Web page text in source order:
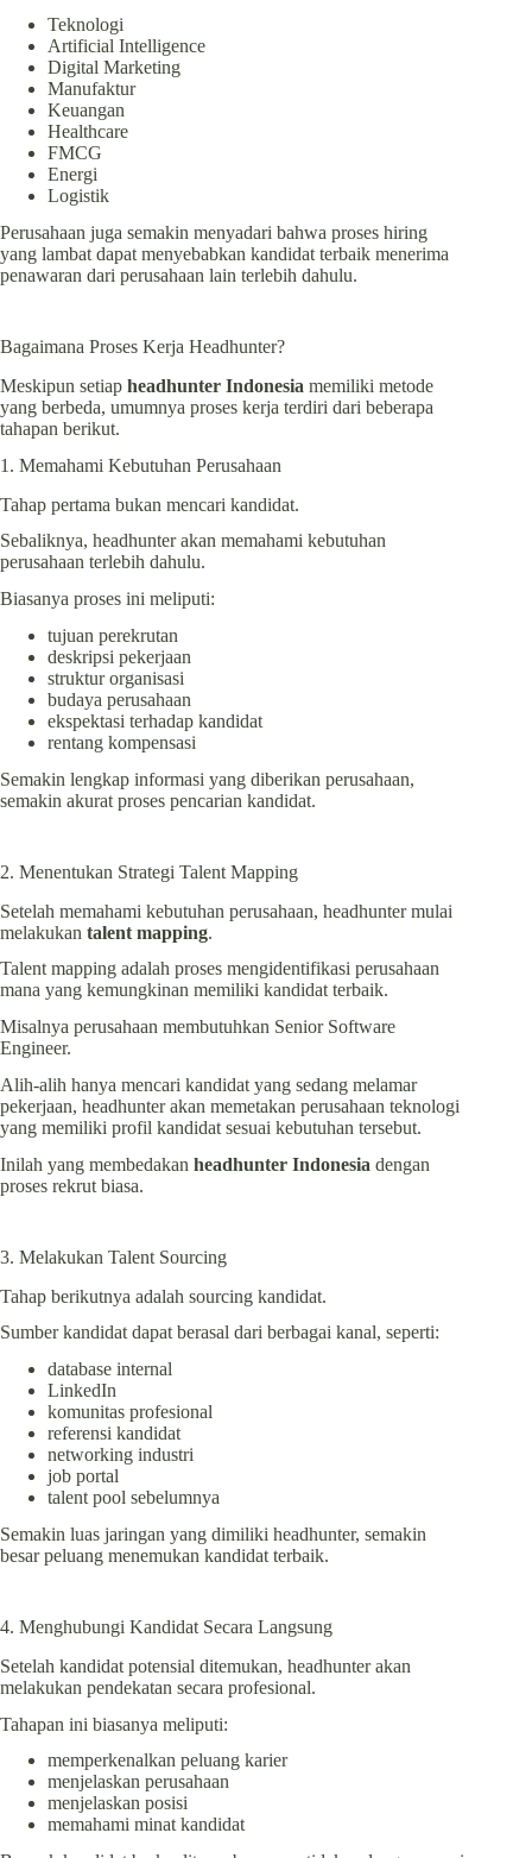
Teknologi
Artificial Intelligence
Digital Marketing
Manufaktur
Keuangan
Healthcare
FMCG
Energi
Logistik
Perusahaan juga semakin menyadari bahwa proses hiring
yang lambat dapat menyebabkan kandidat terbaik menerima
penawaran dari perusahaan lain terlebih dahulu.
Bagaimana Proses Kerja Headhunter?
Meskipun setiap headhunter Indonesia memiliki metode
yang berbeda, umumnya proses kerja terdiri dari beberapa
tahapan berikut.
1. Memahami Kebutuhan Perusahaan
Tahap pertama bukan mencari kandidat.
Sebaliknya, headhunter akan memahami kebutuhan
perusahaan terlebih dahulu.
Biasanya proses ini meliputi:
tujuan perekrutan
deskripsi pekerjaan
struktur organisasi
budaya perusahaan
ekspektasi terhadap kandidat
rentang kompensasi
Semakin lengkap informasi yang diberikan perusahaan,
semakin akurat proses pencarian kandidat.
2. Menentukan Strategi Talent Mapping
Setelah memahami kebutuhan perusahaan, headhunter mulai
melakukan talent mapping.
Talent mapping adalah proses mengidentifikasi perusahaan
mana yang kemungkinan memiliki kandidat terbaik.
Misalnya perusahaan membutuhkan Senior Software
Engineer.
Alih-alih hanya mencari kandidat yang sedang melamar
pekerjaan, headhunter akan memetakan perusahaan teknologi
yang memiliki profil kandidat sesuai kebutuhan tersebut.
Inilah yang membedakan headhunter Indonesia dengan
proses rekrut biasa.
3. Melakukan Talent Sourcing
Tahap berikutnya adalah sourcing kandidat.
Sumber kandidat dapat berasal dari berbagai kanal, seperti:
database internal
LinkedIn
komunitas profesional
referensi kandidat
networking industri
job portal
talent pool sebelumnya
Semakin luas jaringan yang dimiliki headhunter, semakin
besar peluang menemukan kandidat terbaik.
4. Menghubungi Kandidat Secara Langsung
Setelah kandidat potensial ditemukan, headhunter akan
melakukan pendekatan secara profesional.
Tahapan ini biasanya meliputi:
memperkenalkan peluang karier
menjelaskan perusahaan
menjelaskan posisi
memahami minat kandidat